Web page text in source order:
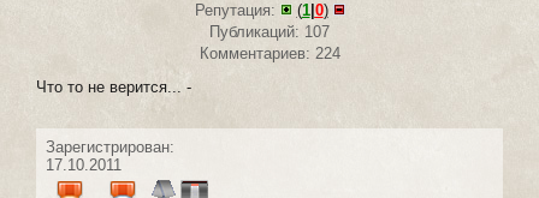
Репутация:
(1| 0)
Публикаций: 107
Комментариев: 224
Что то не верится... -
Зарегистрирован:
17.10.2011